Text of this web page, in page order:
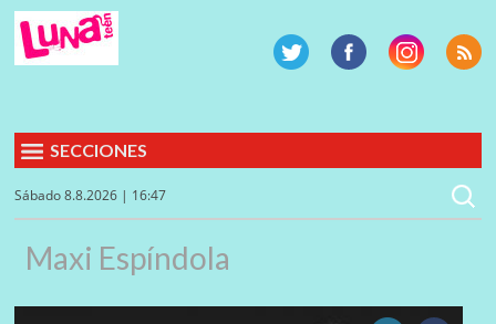
SECCIONES
Sábado 8.8.2026 | 16:47
Maxi Espíndola